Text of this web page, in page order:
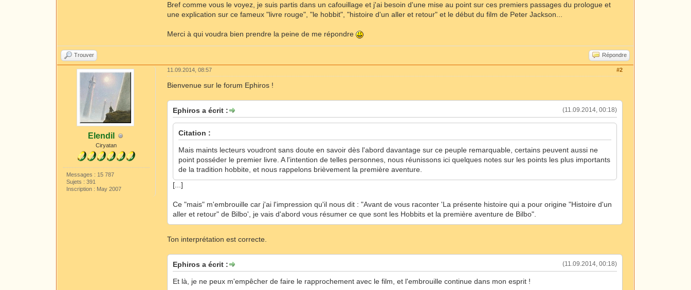
Bref comme vous le voyez, je suis partis dans un cafouillage et j'ai besoin d'une mise au point sur ces premiers passages du prologue et
une explication sur ce fameux "livre rouge", "le hobbit", "histoire d'un aller et retour" et le début du film de Peter Jackson...
Merci à qui voudra bien prendre la peine de me répondre
Trouver Répondre
Elendil
Ciryatan
Messages : 15 787
Sujets : 391
Inscription : May 2007
#2
11.09.2014, 08:57
Bienvenue sur le forum Ephiros !
(11.09.2014, 00:18)
Ephiros a écrit :
Citation :
Mais maints lecteurs voudront sans doute en savoir dès l'abord davantage sur ce peuple remarquable, certains peuvent aussi ne
point posséder le premier livre. A l'intention de telles personnes, nous réunissons ici quelques notes sur les points les plus importants
de la tradition hobbite, et nous rappelons brièvement la première aventure.
[...]
Ce "mais" m'embrouille car j'ai l'impression qu'il nous dit : "Avant de vous raconter 'La présente histoire qui a pour origine "Histoire d'un
aller et retour" de Bilbo', je vais d'abord vous résumer ce que sont les Hobbits et la première aventure de Bilbo".
Ton interprétation est correcte.
(11.09.2014, 00:18)
Ephiros a écrit :
Et là, je ne peux m'empêcher de faire le rapprochement avec le film, et l'embrouille continue dans mon esprit !